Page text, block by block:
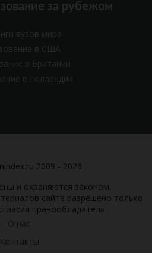
за рубежом
вузов мира
в США
в Британии
в Голландии
2009 - 2026
и охраняются законом.
сайта разрешено только
правообладателя.
О нас
Контакты